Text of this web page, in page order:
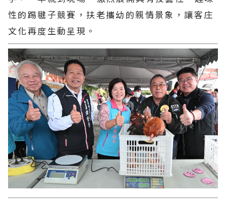
性的踢毽子競賽，扶老攜幼的親情景象，讓客庄
文化再度生動呈現。